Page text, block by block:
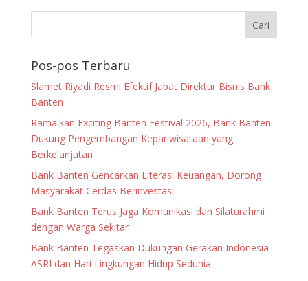
Pos-pos Terbaru
Slamet Riyadi Resmi Efektif Jabat Direktur Bisnis Bank
Banten
Ramaikan Exciting Banten Festival 2026, Bank Banten
Dukung Pengembangan Kepariwisataan yang
Berkelanjutan
Bank Banten Gencarkan Literasi Keuangan, Dorong
Masyarakat Cerdas Berinvestasi
Bank Banten Terus Jaga Komunikasi dan Silaturahmi
dengan Warga Sekitar
Bank Banten Tegaskan Dukungan Gerakan Indonesia
ASRI dan Hari Lingkungan Hidup Sedunia